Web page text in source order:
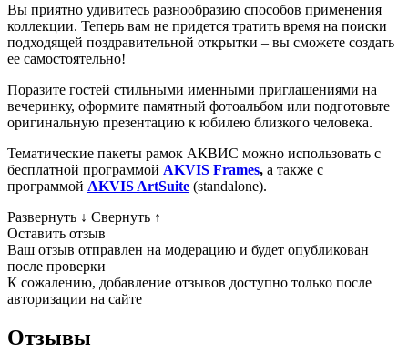
Вы приятно удивитесь разнообразию способов применения
коллекции. Теперь вам не придется тратить время на поиски
подходящей поздравительной открытки – вы сможете создать
ее самостоятельно!
Поразите гостей стильными именными приглашениями на
вечеринку, оформите памятный фотоальбом или подготовьте
оригинальную презентацию к юбилею близкого человека.
Тематические пакеты рамок АКВИС можно использовать с
бесплатной программой AKVIS Frames, а также с
программой AKVIS ArtSuite (standalone).
Развернуть ↓ Свернуть ↑
Оставить отзыв
Ваш отзыв отправлен на модерацию и будет опубликован
после проверки
К сожалению, добавление отзывов доступно только после
авторизации на сайте
Отзывы